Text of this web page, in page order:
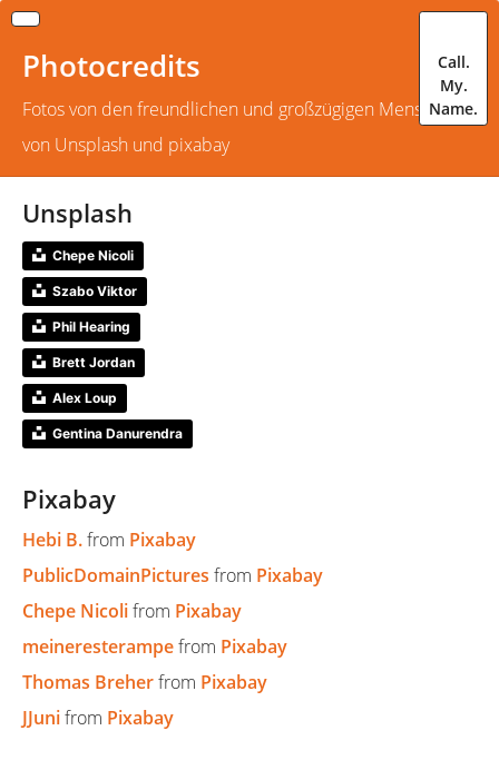
Call.
My.
Name.
Photocredits
Fotos von den freundlichen und großzügigen Menschen
von Unsplash und pixabay
Unsplash
Chepe Nicoli
Szabo Viktor
Phil Hearing
Brett Jordan
Alex Loup
Gentina Danurendra
Pixabay
Hebi B.from Pixabay
PublicDomainPictures from Pixabay
Chepe Nicolifrom Pixabay
meineresterampefrom Pixabay
Thomas Breherfrom Pixabay
JJunifrom Pixabay